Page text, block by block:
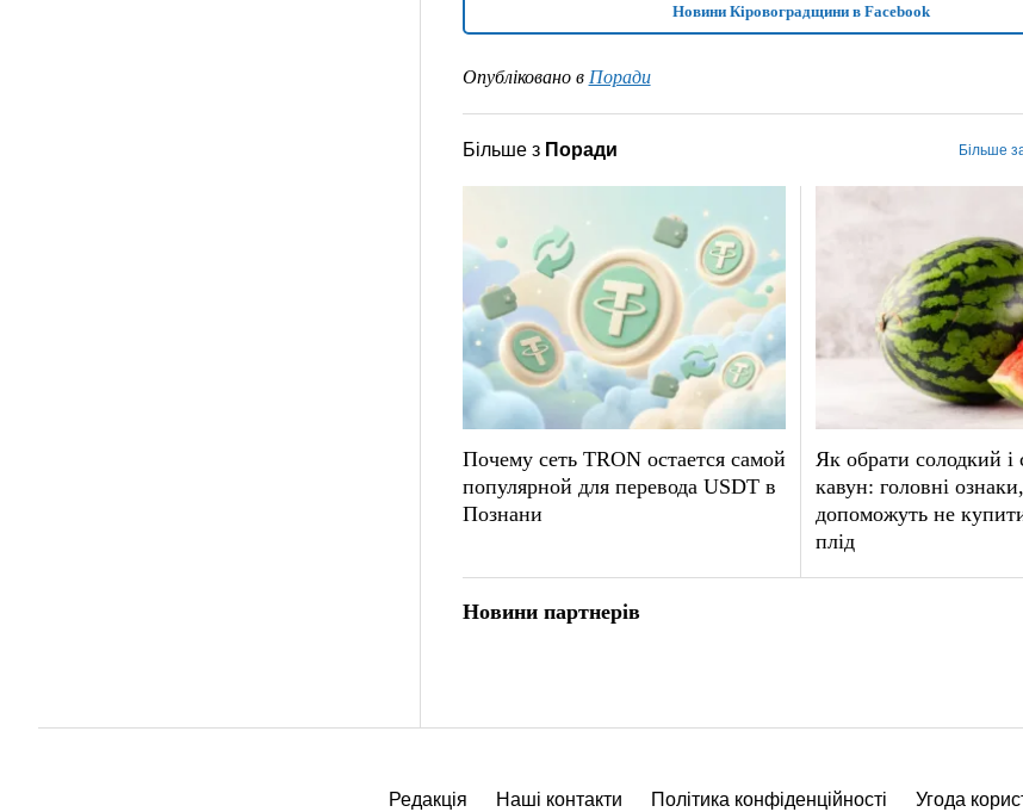
Новини Кіровоградщини в Facebook
Опубліковано в Поради
Більше з Поради Більше
Почему сеть TRON остается самой
популярной для перевода USDT в
Познани
Як обрати солодкий і
кавун: головні
допоможуть не
плід
Новини партнерів
Редакція Наші контакти Політика конфіденційності Угода